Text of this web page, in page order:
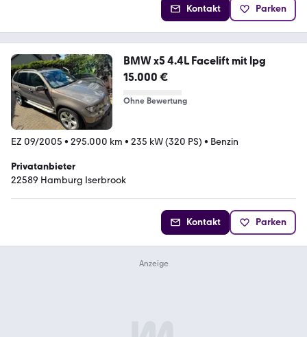
Kontakt Parken
BMW x5 4.4L Facelift mit lpg
15.000 €
Ohne Bewertung
EZ 09/2005 • 295.000 km • 235 kW (320 PS) • Benzin
Privatanbieter
22589 Hamburg Iserbrook
Kontakt Parken